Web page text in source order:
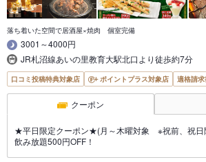
落ち着いた空間で居酒屋×焼肉 個室完備
3001～4000円
JR札沼線あいの里教育大駅北口より徒歩約7分
口コミ投稿特典対象店 ポイントプラス対象店 適格請
クーポン
★平日限定クーポン★(月～木曜対象 ※祝前、祝日
飲み放題500円OFF！